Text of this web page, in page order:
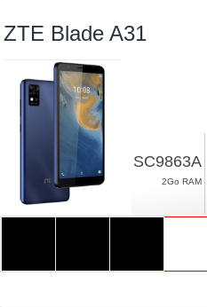
ZTE Blade A31
SC9863A
2Go RAM